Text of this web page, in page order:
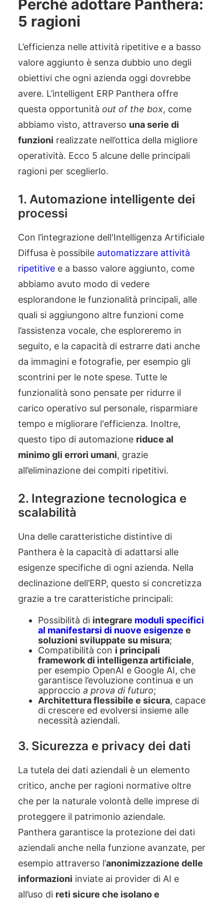
Perché adottare Panthera:
5 ragioni
L’efficienza nelle attività ripetitive e a basso
valore aggiunto è senza dubbio uno degli
obiettivi che ogni azienda oggi dovrebbe
avere. L’intelligent ERP Panthera offre
questa opportunità out of the box, come
abbiamo visto, attraverso una serie di
funzioni realizzate nell’ottica della migliore
operatività. Ecco 5 alcune delle principali
ragioni per sceglierlo.
1. Automazione intelligente dei
processi
Con l’integrazione dell'Intelligenza Artificiale
Diffusa è possibile automatizzare attività
ripetitive e a basso valore aggiunto, come
abbiamo avuto modo di vedere
esplorandone le funzionalità principali, alle
quali si aggiungono altre funzioni come
l’assistenza vocale, che esploreremo in
seguito, e la capacità di estrarre dati anche
da immagini e fotografie, per esempio gli
scontrini per le note spese. Tutte le
funzionalità sono pensate per ridurre il
carico operativo sul personale, risparmiare
tempo e migliorare l'efficienza. Inoltre,
questo tipo di automazione riduce al
minimo gli errori umani, grazie
all’eliminazione dei compiti ripetitivi.
2. Integrazione tecnologica e
scalabilità
Una delle caratteristiche distintive di
Panthera è la capacità di adattarsi alle
esigenze specifiche di ogni azienda. Nella
declinazione dell’ERP, questo si concretizza
grazie a tre caratteristiche principali:
Possibilità di integrare moduli specifici
al manifestarsi di nuove esigenze e
soluzioni sviluppate su misura;
Compatibilità con i principali
framework di intelligenza artificiale,
per esempio OpenAI e Google AI, che
garantisce l’evoluzione continua e un
approccio a prova di futuro;
Architettura flessibile e sicura, capace
di crescere ed evolversi insieme alle
necessità aziendali.
3. Sicurezza e privacy dei dati
La tutela dei dati aziendali è un elemento
critico, anche per ragioni normative oltre
che per la naturale volontà delle imprese di
proteggere il patrimonio aziendale.
Panthera garantisce la protezione dei dati
aziendali anche nella funzione avanzate, per
esempio attraverso l’anonimizzazione delle
informazioni inviate ai provider di AI e
all’uso di reti sicure che isolano e